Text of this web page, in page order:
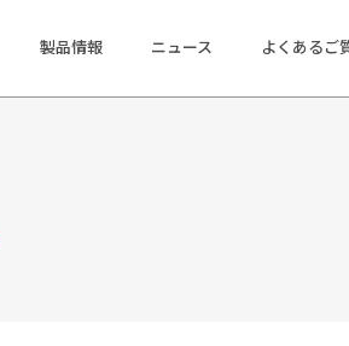
製品情報 ニュース よくあるご